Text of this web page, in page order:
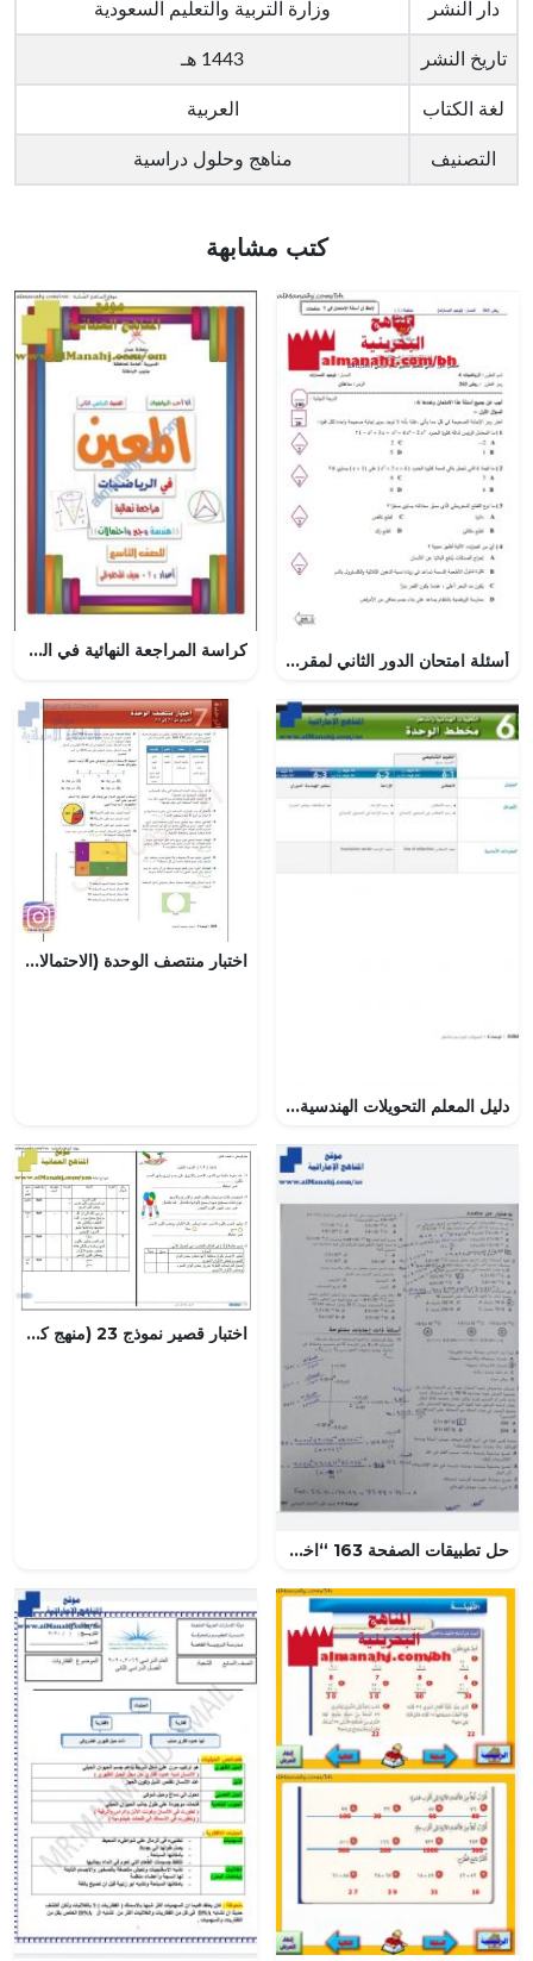
دار النشر وزارة التربية والتعليم السعودية
تاريخ النشر 1443 هـ
لغة الكتاب العربية
التصنيف مناهج وحلول دراسية
كتب مشابهة
أسئلة امتحان الدور الثاني لمقرر ريض 263
كراسة المراجعة النهائية في الهندسة والجبر والاحتمالات من سلسلة المعين (رياضيات) التاسع
دليل المعلم التحويلات الهندسية والتناظر, (رياضيات) العاشر المتقدم
اختبار منتصف الوحدة (الاحتمالات), (رياضيات) العاشر المتقدم
حل تطبيقات الصفحة 163 “اختيار من متعدد”, (فيزياء) العاشر المتقدم
اختبار قصير نموذج 23 (منهج كامبردج) – نشاط (3-6) مع الحل (علوم) الثامن